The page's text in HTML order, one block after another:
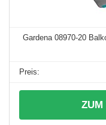
Gardena 08970-20
ZUM